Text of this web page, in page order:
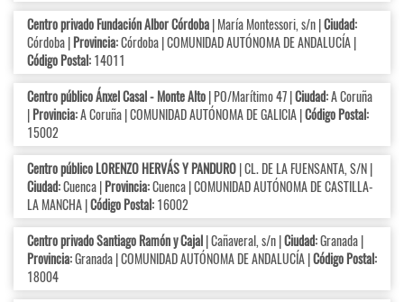
Centro privado Fundación Albor Córdoba| María Montessori, s/n |Ciudad:
Córdoba |Provincia:Córdoba | COMUNIDAD AUTÓNOMA DE ANDALUCÍA |
Código Postal:14011
Centro público Ánxel Casal - Monte Alto| PO/Marítimo 47 |Ciudad:A Coruña
|Provincia:A Coruña | COMUNIDAD AUTÓNOMA DE GALICIA |Código Postal:
15002
Centro público LORENZO HERVÁS Y PANDURO| CL. DE LA FUENSANTA, S/N |
Ciudad:Cuenca |Provincia:Cuenca | COMUNIDAD AUTÓNOMA DE CASTILLA-
LA MANCHA |Código Postal:16002
Centro privado Santiago Ramón y Cajal| Cañaveral, s/n |Ciudad:Granada |
Provincia:Granada | COMUNIDAD AUTÓNOMA DE ANDALUCÍA |Código Postal:
18004